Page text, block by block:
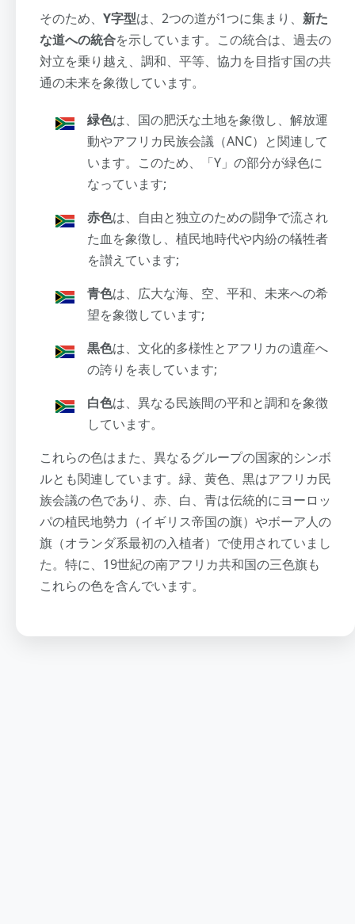
そのため、 Y字型は、2つの道が1つに集まり、 新た
な道への統合を示しています。この統合は、過去の
対立を乗り越え、調和、平等、協力を目指す国の共
通の未来を象徴しています。
緑色は、国の肥沃な土地を象徴し、解放運
動やアフリカ民族会議（ANC）と関連して
います。このため、「Y」の部分が緑色に
なっています;
赤色は、自由と独立のための闘争で流され
た血を象徴し、植民地時代や内紛の犠牲者
を讃えています;
青色は、広大な海、空、平和、未来への希
望を象徴しています;
黒色は、文化的多様性とアフリカの遺産へ
の誇りを表しています;
白色は、異なる民族間の平和と調和を象徴
しています。
これらの色はまた、異なるグループの国家的シンボ
ルとも関連しています。緑、黄色、黒はアフリカ民
族会議の色であり、赤、白、青は伝統的にヨーロッ
パの植民地勢力（イギリス帝国の旗）やボーア人の
旗（オランダ系最初の入植者）で使用されていまし
た。特に、19世紀の南アフリカ共和国の三色旗も
これらの色を含んでいます。